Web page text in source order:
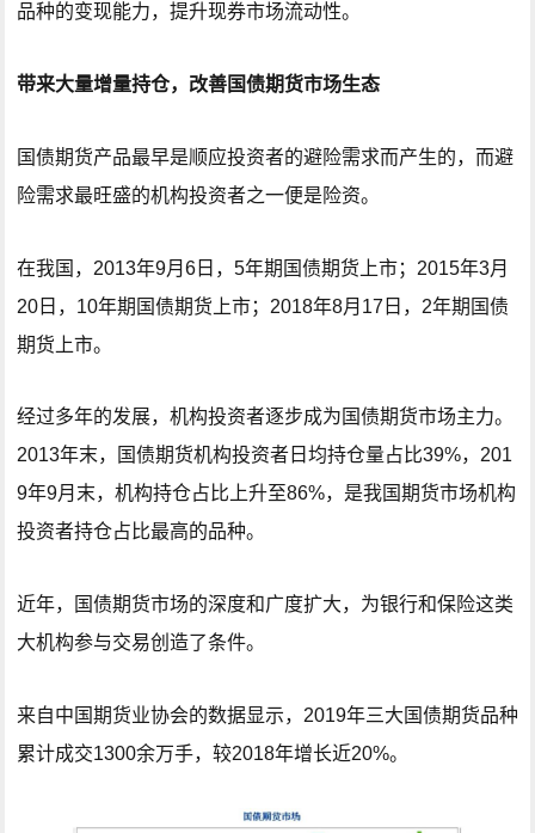
品种的变现能力，提升现券市场流动性。
带来大量增量持仓，改善国债期货市场生态
国债期货产品最早是顺应投资者的避险需求而产生的，而避
险需求最旺盛的机构投资者之一便是险资。
在我国，2013年9月6日，5年期国债期货上市；2015年3月
20日，10年期国债期货上市；2018年8月17日，2年期国债
期货上市。
经过多年的发展，机构投资者逐步成为国债期货市场主力。
2013年末，国债期货机构投资者日均持仓量占比39%，201
9年9月末，机构持仓占比上升至86%，是我国期货市场机构
投资者持仓占比最高的品种。
近年，国债期货市场的深度和广度扩大，为银行和保险这类
大机构参与交易创造了条件。
来自中国期货业协会的数据显示，2019年三大国债期货品种
累计成交1300余万手，较2018年增长近20%。